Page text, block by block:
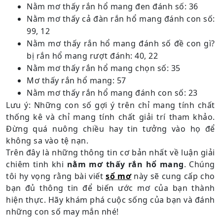
Nằm mơ thấy rắn hổ mang đen đánh số: 36
Nằm mơ thấy cả đàn rắn hổ mang đánh con số:
99, 12
Nằm mơ thấy rắn hổ mang đánh số đề con gì?
bị rắn hổ mang rượt đánh: 40, 22
Nằm mơ thấy rắn hổ mang chọn số: 35
Mơ thấy rắn hổ mang: 57
Nằm mơ thấy rắn hổ mang đánh con số: 23
Lưu ý: Những con số gợi ý trên chỉ mang tính chất
thống kê và chỉ mang tính chất giải trí tham khảo.
Đừng quá nuông chiều hay tin tưởng vào họ để
không sa vào tệ nạn.
Trên đây là những thông tin cơ bản nhất về luận giải
chiêm tinh khi nằm mơ thấy rắn hổ mang. Chúng
tôi hy vọng rằng bài viếtsổ mơnày sẽ cung cấp cho
bạn đủ thông tin để biến ước mơ của bạn thành
hiện thực. Hãy khám phá cuộc sống của bạn và đánh
những con số may mắn nhé!